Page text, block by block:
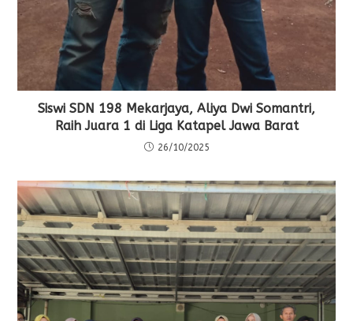
Siswi SDN 198 Mekarjaya, Aliya Dwi Somantri,
Raih Juara 1 di Liga Katapel Jawa Barat
26/10/2025